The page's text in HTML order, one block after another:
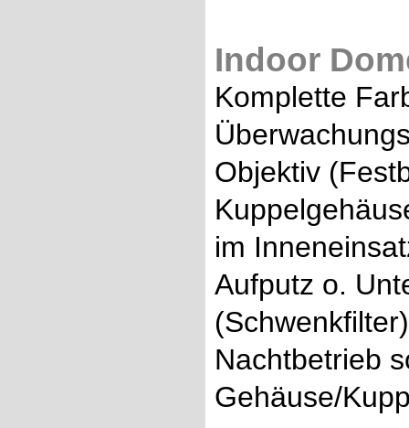
Indoor
Komplette
Objektiv
im
Aufputz o.
Nachtbetrieb
Gehäuse/